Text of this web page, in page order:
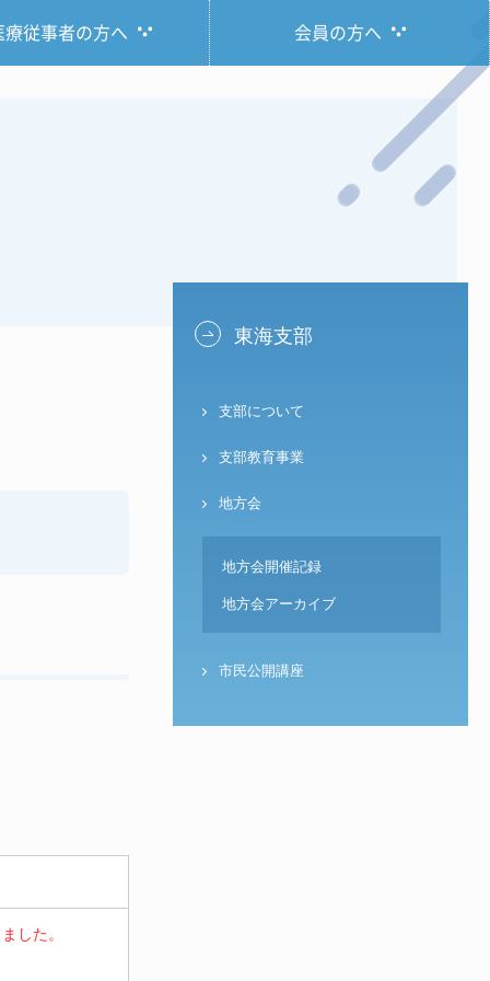
療従事者の方へ 会員の方へ
した。
東海支部
支部について
支部教育事業
地方会
地方会開催記録
地方会アーカイブ
市民公開講座